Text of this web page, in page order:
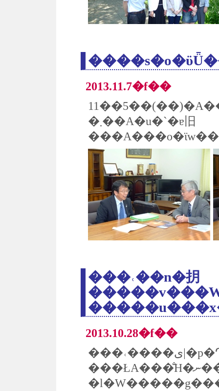
2013.11.7�f��
�܂��A�u�`�ɐ旧
���˓��n�抈
2013.10.28�f��
���˓����ی|�p�Ղ̍s���Ă��鈾
���ŁA���̐H�ނ����������u���x�ݏ��v�i�T���̂݁j���w�������ɂ���ĉ^�c����Ă��܂��B�n��}